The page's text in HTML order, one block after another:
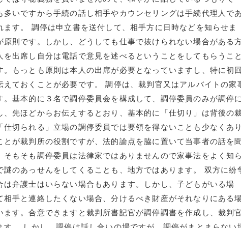
いですから手続の話し相手やカウンセリングは手続代理人であ
す。 調停は申立書を送付して、相手方に日時などを知らせま
則です。しかし、どうしても仕事で抜けられない場合がある
出席し自分は電話で意見を述べるということをしてもらうこと
もっとも原則は本人の出席が必要となっていますし、特に初回
ておくことが必要です。 調停は、裁判官又はアルバイトの家
基本的に３名で調停委員会を構成して、調停委員のみが調停に
先ほどからお伝えするとおり、基本的に「仕切り」は背後の
切られる」立場の調停委員では要領を得ないことも少なくあり
が裁判所の役割ですが、法的論点を脇に置いて当事者の話を聞
もそも調停委員は法律家ではありませんので家事法をよく知ら
のあっせんをしてくることも、地方ではあります。 双方に紛
弁護士はいらない場合もあります。しかし、子どもがいる場
手と連絡したくない場合、分けるべき財産がそれなりにある
す。合意できますと裁判所書記官が調停調書を作成し、裁判官